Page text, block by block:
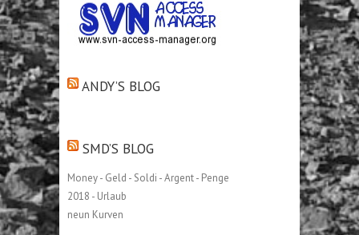
ANDY’S BLOG
SMD’S BLOG
Money - Geld - Soldi - Argent - Penge
2018 - Urlaub
neun Kurven